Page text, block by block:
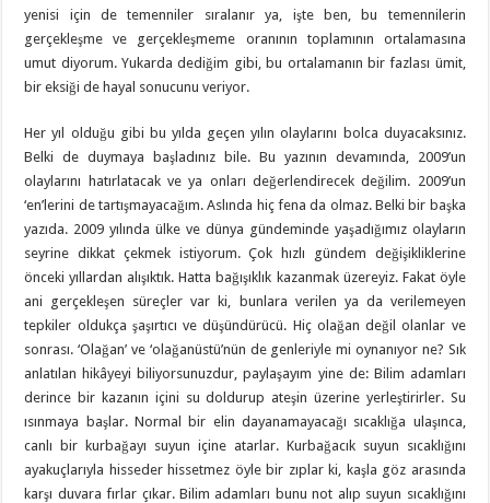
yenisi için de temenniler sıralanır ya, işte ben, bu temennilerin
gerçekleşme ve gerçekleşmeme oranının toplamının ortalamasına
umut diyorum. Yukarda dediğim gibi, bu ortalamanın bir fazlası ümit,
bir eksiği de hayal sonucunu veriyor.
Her yıl olduğu gibi bu yılda geçen yılın olaylarını bolca duyacaksınız.
Belki de duymaya başladınız bile. Bu yazının devamında, 2009’un
olaylarını hatırlatacak ve ya onları değerlendirecek değilim. 2009’un
‘en’lerini de tartışmayacağım. Aslında hiç fena da olmaz. Belki bir başka
yazıda. 2009 yılında ülke ve dünya gündeminde yaşadığımız olayların
seyrine dikkat çekmek istiyorum. Çok hızlı gündem değişikliklerine
önceki yıllardan alışıktık. Hatta bağışıklık kazanmak üzereyiz. Fakat öyle
ani gerçekleşen süreçler var ki, bunlara verilen ya da verilemeyen
tepkiler oldukça şaşırtıcı ve düşündürücü. Hiç olağan değil olanlar ve
sonrası. ‘Olağan’ ve ‘olağanüstü’nün de genleriyle mi oynanıyor ne? Sık
anlatılan hikâyeyi biliyorsunuzdur, paylaşayım yine de: Bilim adamları
derince bir kazanın içini su doldurup ateşin üzerine yerleştirirler. Su
ısınmaya başlar. Normal bir elin dayanamayacağı sıcaklığa ulaşınca,
canlı bir kurbağayı suyun içine atarlar. Kurbağacık suyun sıcaklığını
ayakuçlarıyla hisseder hissetmez öyle bir zıplar ki, kaşla göz arasında
karşı duvara fırlar çıkar. Bilim adamları bunu not alıp suyun sıcaklığını